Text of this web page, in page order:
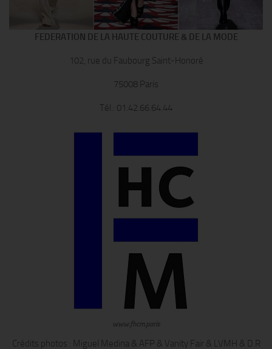
FEDERATION DE LA HAUTE COUTURE & DE LA MODE
102, rue du Faubourg Saint-Honoré
75008 Paris
Tél.: 01.42.66.64.44
Crédits photos : Miguel Medina & AFP & Vanity Fair & LVMH & D.R